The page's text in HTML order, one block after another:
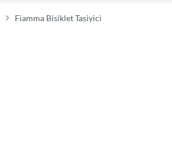
Fiamma Bisiklet Tasiyici